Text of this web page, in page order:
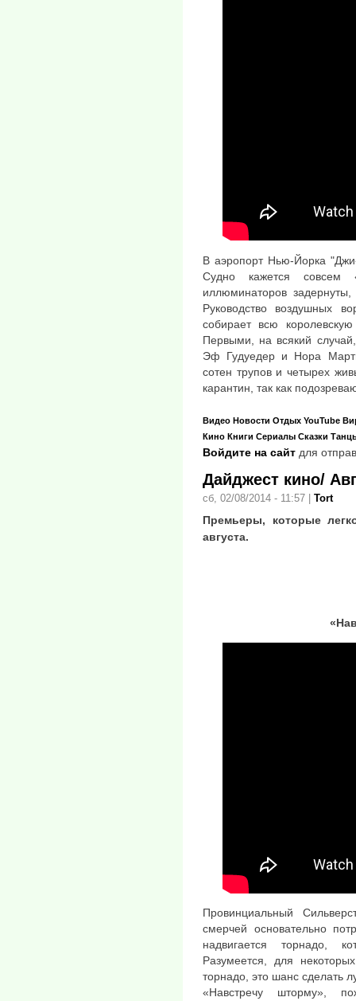
В аэропорт Нью-Йорка
Судно кажется совсем
иллюминаторов
Руководство воздушных
собирает всю
Первыми, на всякий
Эф Гудуедер и Нора
сотен трупов и четырех
карантин, так как
Видео Новости Отдых YouTube
Кино Книги Сериалы Сказки
Войдите на сайт для
Дайджест кино/
сб, 02/08/2014 - 11:57 Tort
Премьеры, которые
августа.
Провинциальный
смерчей основательно
надвигается торнадо,
Разумеется, для
торнадо, это шанс сделать
«Навстречу шторму»,